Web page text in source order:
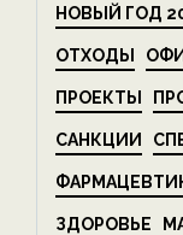
НОВЫЙ ГОД
ОТХОДЫ
ПРОЕКТЫ
САНКЦИИ
ЗДОРОВЬЕ